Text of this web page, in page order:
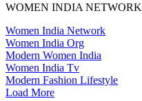
WOMEN INDIA NETWORK
Women India Network
Women India Org
Modern Women India
Women India Tv
Modern Fashion Lifestyle
Load More